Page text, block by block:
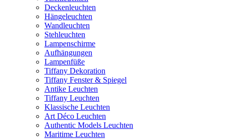
Deckenleuchten
Hängeleuchten
Wandleuchten
Stehleuchten
Lampenschirme
Aufhängungen
Lampenfüße
Tiffany Dekoration
Tiffany Fenster & Spiegel
Antike Leuchten
Tiffany Leuchten
Klassische Leuchten
Art Déco Leuchten
Authentic Models Leuchten
Maritime Leuchten